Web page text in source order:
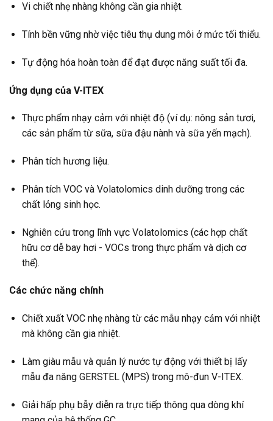
Vi chiết nhẹ nhàng không cần gia nhiệt.
Tính bền vững nhờ việc tiêu thụ dung môi ở mức tối thiểu.
Tự động hóa hoàn toàn để đạt được năng suất tối đa.
Ứng dụng của V-ITEX
Thực phẩm nhạy cảm với nhiệt độ (ví dụ: nông sản tươi,
các sản phẩm từ sữa, sữa đậu nành và sữa yến mạch).
Phân tích hương liệu.
Phân tích VOC và Volatolomics dinh dưỡng trong các
chất lỏng sinh học.
Nghiên cứu trong lĩnh vực Volatolomics (các hợp chất
hữu cơ dễ bay hơi - VOCs trong thực phẩm và dịch cơ
thể).
Các chức năng chính
Chiết xuất VOC nhẹ nhàng từ các mẫu nhạy cảm với nhiệt
mà không cần gia nhiệt.
Làm giàu mẫu và quản lý nước tự động với thiết bị lấy
mẫu đa năng GERSTEL (MPS) trong mô-đun V-ITEX.
Giải hấp phụ bẫy diễn ra trực tiếp thông qua dòng khí